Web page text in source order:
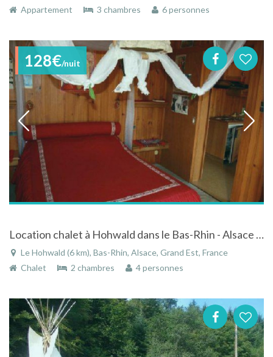
Appartement 3 chambres 6 personnes
128€/nuit
Location chalet à Hohwald dans le Bas-Rhin - Alsace à la campagne
Le Hohwald (6 km), Bas-Rhin, Alsace, Grand Est, France
Chalet
2 chambres 4 personnes